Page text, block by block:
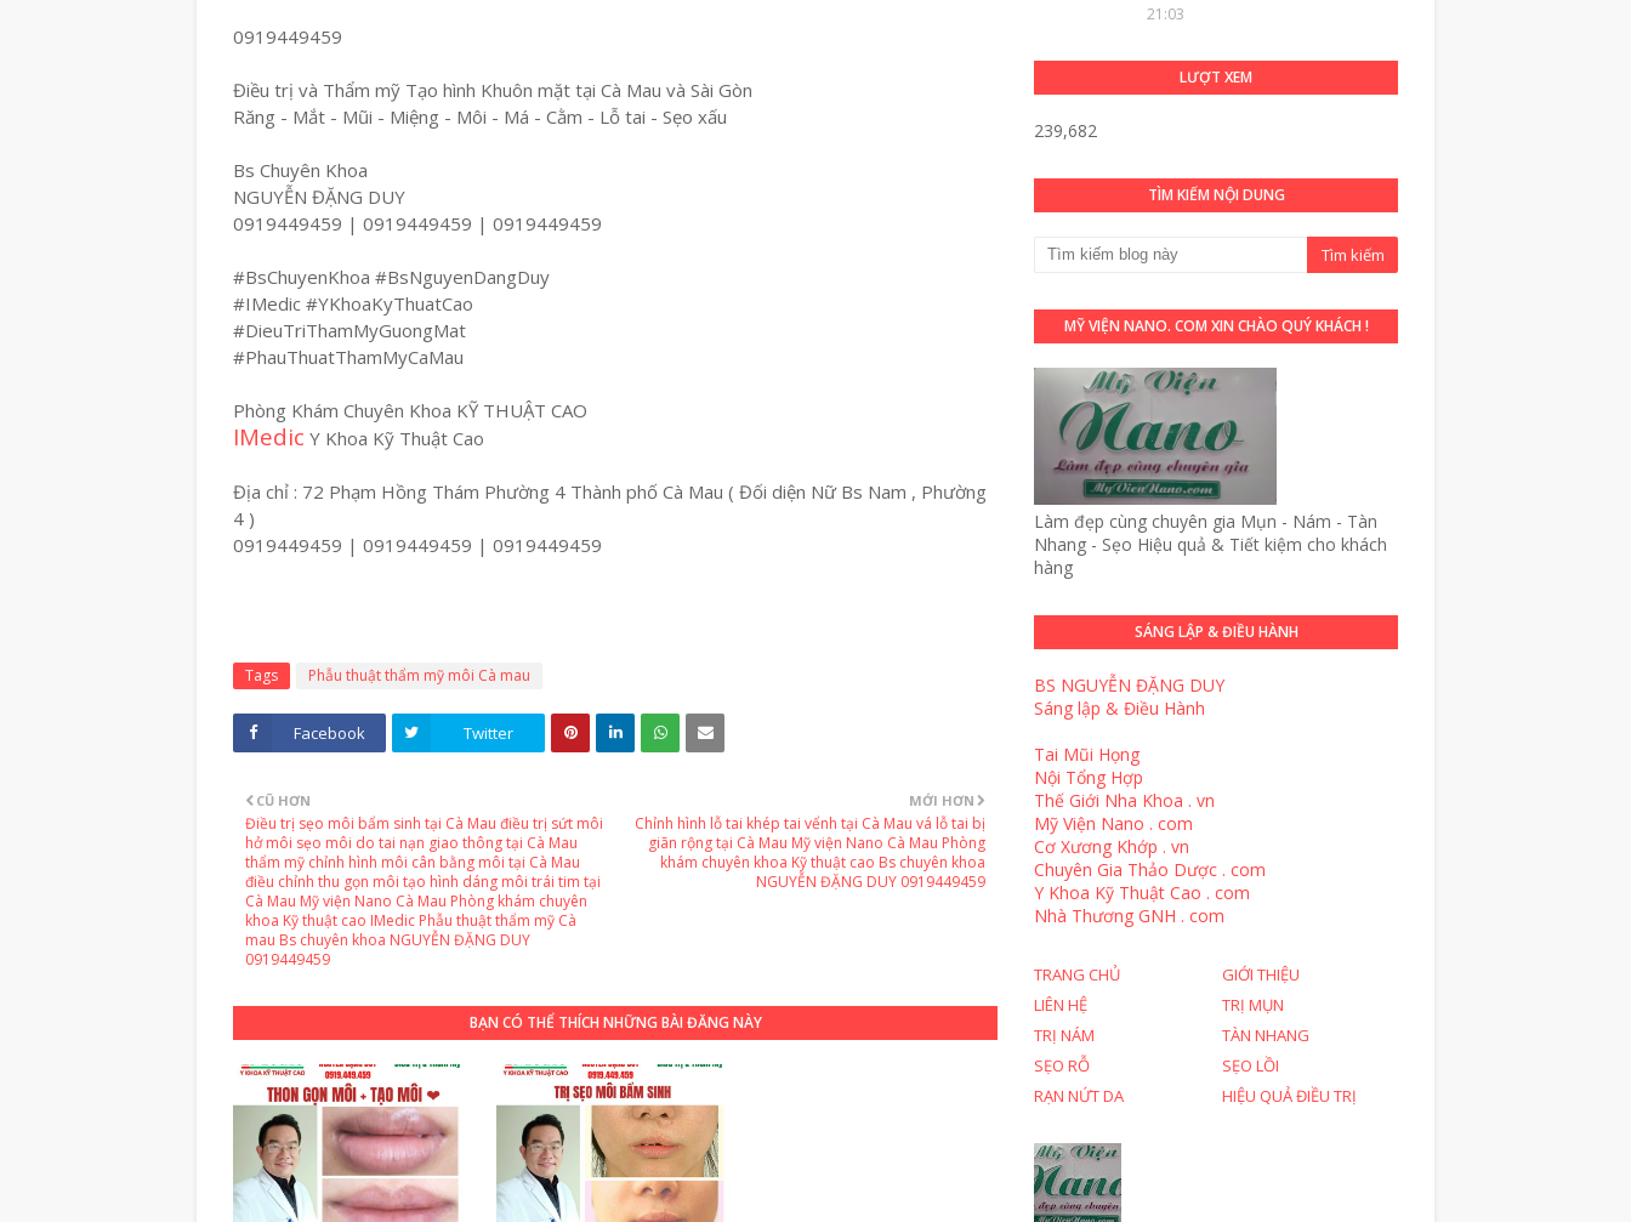
0919449459
Điều trị và Thẩm mỹ Tạo hình Khuôn mặt tại Cà Mau và Sài Gòn
Răng - Mắt - Mũi - Miệng - Môi - Má - Cằm - Lỗ tai - Sẹo xấu
Bs Chuyên Khoa
NGUYỄN ĐẶNG DUY
0919449459 | 0919449459 | 0919449459
#BsChuyenKhoa #BsNguyenDangDuy
#IMedic #YKhoaKyThuatCao
#DieuTriThamMyGuongMat
#PhauThuatThamMyCaMau
Phòng Khám Chuyên Khoa KỸ THUẬT CAO
IMedic Y Khoa Kỹ Thuật Cao
Địa chỉ : 72 Phạm Hồng Thám Phường 4 Thành phố Cà Mau ( Đối diện Nữ Bs Nam , Phường
4 )
0919449459 | 0919449459 | 0919449459
Tags Phẫu thuật thẩm mỹ môi Cà mau
Facebook Twitter
MỚI HƠN
Chỉnh hình lỗ tai khép tai vểnh tại Cà Mau vá lỗ tai bị
giãn rộng tại Cà Mau Mỹ viện Nano Cà Mau Phòng
khám chuyên khoa Kỹ thuật cao Bs chuyên khoa
NGUYỄN ĐẶNG DUY 0919449459
CŨ HƠN
Điều trị sẹo môi bẩm sinh tại Cà Mau điều trị sứt môi
hở môi sẹo môi do tai nạn giao thông tại Cà Mau
thẩm mỹ chỉnh hình môi cân bằng môi tại Cà Mau
điều chỉnh thu gọn môi tạo hình dáng môi trái tim tại
Cà Mau Mỹ viện Nano Cà Mau Phòng khám chuyên
khoa Kỹ thuật cao IMedic Phẫu thuật thẩm mỹ Cà
mau Bs chuyên khoa NGUYỄN ĐẶNG DUY
0919449459
BẠN CÓ THỂ THÍCH NHỮNG BÀI ĐĂNG NÀY
21:03
LƯỢT XEM
239,682
TÌM KIẾM NỘI DUNG
MỸ VIỆN NANO. COM XIN CHÀO QUÝ KHÁCH !
Làm đẹp cùng chuyên gia Mụn - Nám - Tàn
Nhang - Sẹo Hiệu quả & Tiết kiệm cho khách
hàng
SÁNG LẬP & ĐIỀU HÀNH
BS NGUYỄN ĐẶNG DUY
Sáng lập & Điều Hành
Tai Mũi Họng
Nội Tổng Hợp
Thế Giới Nha Khoa . vn
Mỹ Viện Nano . com
Cơ Xương Khớp . vn
Chuyên Gia Thảo Dược . com
Y Khoa Kỹ Thuật Cao . com
Nhà Thương GNH . com
TRANG CHỦ
GIỚI THIỆU
LIÊN HỆ
TRỊ MỤN
TRỊ NÁM
TÀN NHANG
SẸO RỖ
SẸO LỒI
RẠN NỨT DA
HIỆU QUẢ ĐIỀU TRỊ